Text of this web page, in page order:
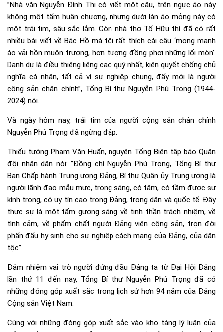
”Nhà văn Nguyễn Đình Thi có viết một câu, trên ngực áo này
không một tấm huân chương, nhưng dưới làn áo mỏng này có
một trái tim, sâu sắc lắm. Còn nhà thơ Tố Hữu thì đã có rất
nhiều bài viết về Bác Hồ mà tôi rất thích cái câu ‘mong manh
áo vải hồn muôn trượng, hơn tượng đồng phơi những lối mòn’.
Danh dự là điều thiêng liêng cao quý nhất, kiên quyết chống chủ
nghĩa cá nhân, tất cả vì sự nghiệp chung, đấy mới là người
cộng sản chân chính”, Tổng Bí thư Nguyễn Phú Trọng (1944-
2024) nói.
Và ngày hôm nay, trái tim của người cộng sản chân chính
Nguyễn Phú Trọng đã ngừng đập.
Thiếu tướng Phạm Văn Huấn, nguyên Tổng Biên tập báo Quân
đội nhân dân nói: ”Đồng chí Nguyễn Phú Trọng, Tổng Bí thư
Ban Chấp hành Trung ương Đảng, Bí thư Quân ủy Trung ương là
người lãnh đạo mẫu mực, trong sáng, có tâm, có tầm được sự
kính trọng, có uy tín cao trong Đảng, trong dân và quốc tế. Đây
thực sự là một tấm gương sáng về tinh thần trách nhiệm, về
tình cảm, về phẩm chất người Đảng viên cộng sản, trọn đời
phấn đấu hy sinh cho sự nghiệp cách mạng của Đảng, của dân
tộc”.
Đảm nhiệm vai trò người đứng đầu Đảng ta từ Đại Hội Đảng
lần thứ 11 đến nay, Tổng Bí thư Nguyễn Phú Trọng đã có
những đóng góp xuất sắc trong lịch sử hơn 94 năm của Đảng
Cộng sản Việt Nam.
Cùng với những đóng góp xuất sắc vào kho tàng lý luận của